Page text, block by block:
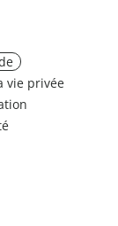
vie privée